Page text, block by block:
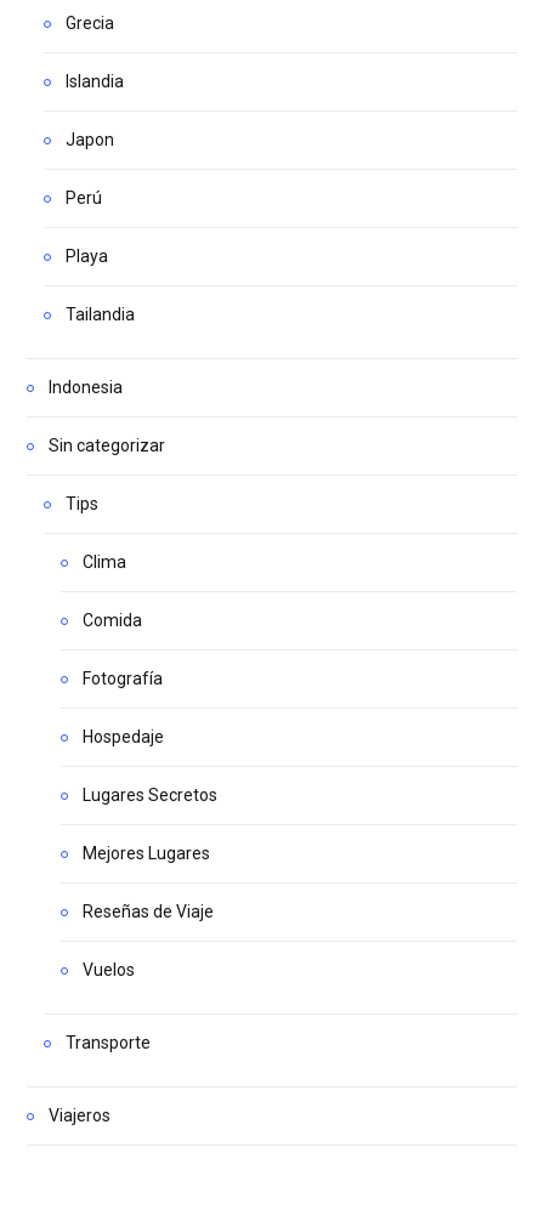
Grecia
Islandia
Japon
Perú
Playa
Tailandia
Indonesia
Sin categorizar
Tips
Clima
Comida
Fotografía
Hospedaje
Lugares Secretos
Mejores Lugares
Reseñas de Viaje
Vuelos
Transporte
Viajeros